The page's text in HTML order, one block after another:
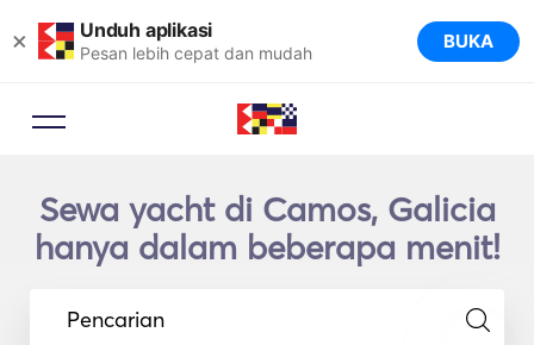
× Unduh aplikasi
Pesan lebih cepat dan mudah BUKA
Sewa yacht di Camos, Galicia
hanya dalam beberapa menit!
Pencarian